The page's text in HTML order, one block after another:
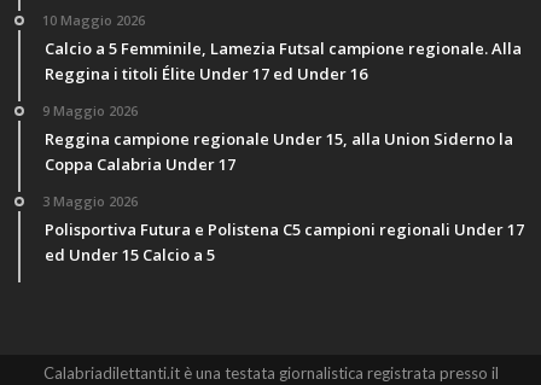
10 Maggio 2026
Calcio a 5 Femminile, Lamezia Futsal campione regionale. Alla
Reggina i titoli Élite Under 17 ed Under 16
9 Maggio 2026
Reggina campione regionale Under 15, alla Union Siderno la
Coppa Calabria Under 17
3 Maggio 2026
Polisportiva Futura e Polistena C5 campioni regionali Under 17
ed Under 15 Calcio a 5
Calabriadilettanti.it è una testata giornalistica registrata presso il